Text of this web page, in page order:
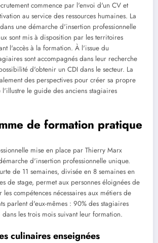
commence par l'envoi d'un CV et
au service des ressources humaines. La
une démarche d'insertion professionnelle
sont mis à disposition par les territoires
l'accès à la formation. À l'issue du
sont accompagnés dans leur recherche
d'obtenir un CDI dans le secteur. La
des perspectives pour créer sa propre
l'illustre le guide des anciens stagiaires
de formation pratique
mise en place par Thierry Marx
d'insertion professionnelle unique.
de 11 semaines, divisée en 8 semaines en
de stage, permet aux personnes éloignées de
compétences nécessaires aux métiers de
parlent d'eux-mêmes : 90% des stagiaires
les trois mois suivant leur formation.
culinaires enseignées